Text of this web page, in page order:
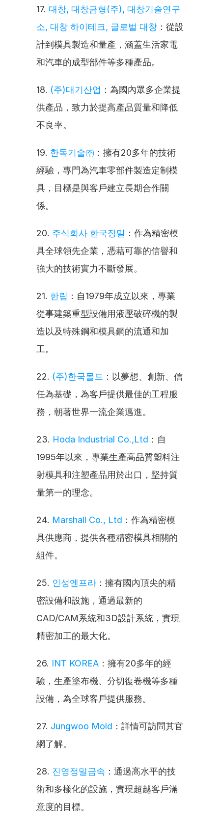
17. 대창, 대창금형(주), 대창기술연구
소, 대창 하이테크, 글로벌 대창 ：從設
計到模具製造和量產，涵蓋生活家電
和汽車的成型部件等多種產品。
18. (주)대기산업 ：為國內眾多企業提
供產品，致力於提高產品質量和降低
不良率。
19. 한독기술㈜ ：擁有20多年的技術
經驗，專門為汽車零部件製造定制模
具，目標是與客戶建立長期合作關
係。
20. 주식회사 한국정밀 ：作為精密模
具全球領先企業，憑藉可靠的信譽和
強大的技術實力不斷發展。
21. 한립 ：自1979年成立以來，專業
從事建築重型設備用液壓破碎機的製
造以及特殊鋼和模具鋼的流通和加
工。
22. (주)한국몰드 ：以夢想、創新、信
任為基礎，為客戶提供最佳的工程服
務，朝著世界一流企業邁進。
23. Hoda Industrial Co.,Ltd ：自
1995年以來，專業生產高品質塑料注
射模具和注塑產品用於出口，堅持質
量第一的理念。
24. Marshall Co., Ltd ：作為精密模
具供應商，提供各種精密模具相關的
組件。
25. 인성엔프라 ：擁有國內頂尖的精
密設備和設施，通過最新的
CAD/CAM系統和3D設計系統，實現
精密加工的最大化。
26. INT KOREA ：擁有20多年的經
驗，生產塗布機、分切復卷機等多種
設備，為全球客戶提供服務。
27. Jungwoo Mold ：詳情可訪問其官
網了解。
28. 진영정밀금속 ：通過高水平的技
術和多樣化的設施，實現超越客戶滿
意度的目標。